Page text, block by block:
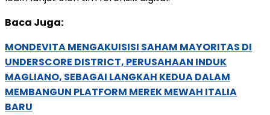
Baca Juga:
MONDEVITA MENGAKUISISI SAHAM MAYORITAS DI
UNDERSCORE DISTRICT, PERUSAHAAN INDUK
MAGLIANO, SEBAGAI LANGKAH KEDUA DALAM
MEMBANGUN PLATFORM MEREK MEWAH ITALIA
BARU